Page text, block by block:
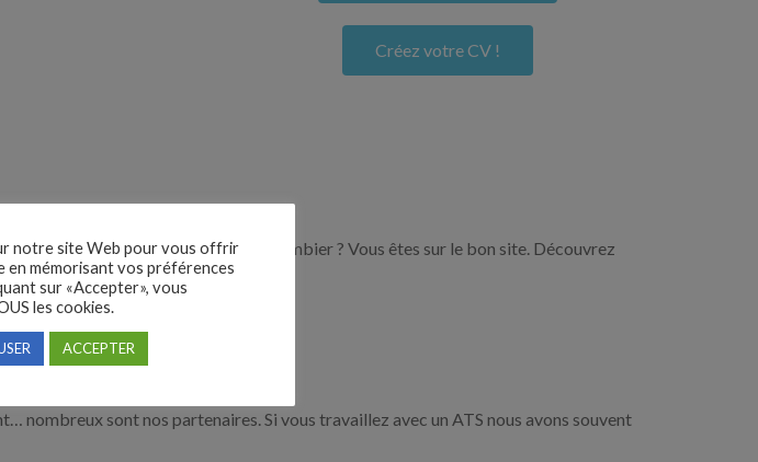
Créez votre CV !
un chocolatier ou encore un plombier ? Vous êtes sur le bon site. Découvrez
entreprises
sont nos partenaires. Si vous travaillez avec un ATS nous avons souvent
notre site Web pour vous offrir
en mémorisant vos préférences
sur «Accepter», vous
les cookies.
ACCEPTER